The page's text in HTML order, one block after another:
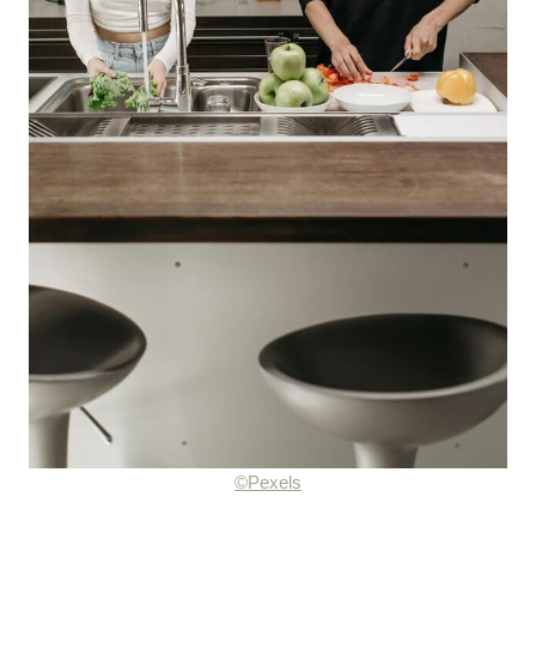
©Pexels